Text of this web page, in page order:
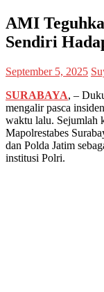
AMI
Sendiri
September 5, 2025
SURABAYA, –
mengalir pasca
waktu lalu. Sejumlah
Mapolrestabes
dan Polda Jatim
institusi Polri.